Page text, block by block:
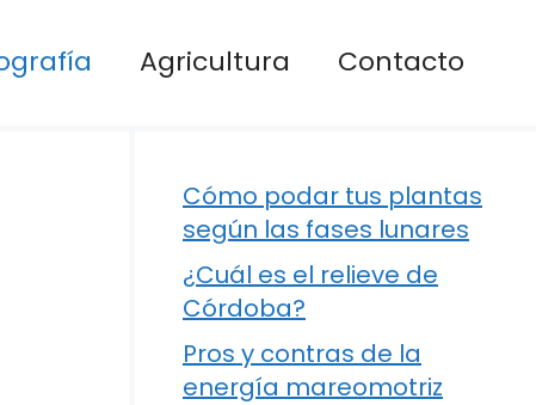
Agricultura Contacto
Cómo podar tus plantas
según las fases lunares
¿Cuál es el relieve de
Córdoba?
Pros y contras de la
energía mareomotriz